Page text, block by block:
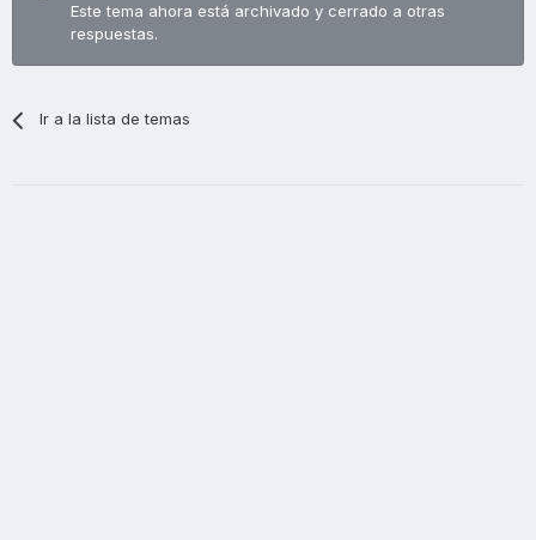
Este tema ahora está archivado y cerrado a otras
respuestas.
Ir a la lista de temas